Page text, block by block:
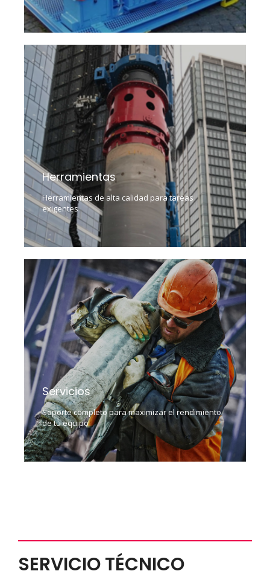
Herramientas
Herramientas de alta calidad para tareas
exigentes
Servicios
Soporte completo para maximizar el rendimiento
de tu equipo
SERVICIO TÉCNICO